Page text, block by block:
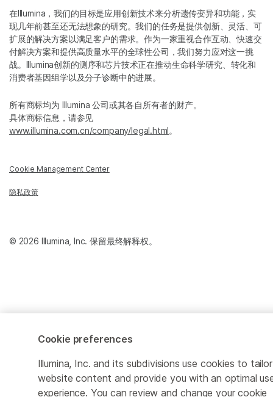
在Illumina，我们的目标是应用创新技术来分析遗传变异和功能，实
现几年前甚至还无法想象的研究。我们的任务是提供创新、灵活、可
扩展的解决方案以满足客户的需求。作为一家重视合作互动、快速交
付解决方案和提供高质量水平的全球性公司，我们努力应对这一挑
战。Illumina创新的测序和芯片技术正在推动生命科学研究、转化和
消费者基因组学以及分子诊断中的进展。
所有商标均为 Illumina 公司或其各自所有者的财产。
具体商标信息，请参见
www.illumina.com.cn/company/legal.html。
Cookie Management Center
隐私政策
© 2026 Illumina, Inc. 保留最终解释权。
Cookie preferences
Illumina, Inc. and its subdivisions use cookies to tailor
website content and provide you with an optimal
experience. You can review and change your cookie